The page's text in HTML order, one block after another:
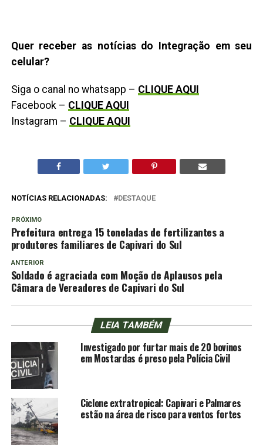
Quer receber as notícias do Integração em seu
celular?
Siga o canal no whatsapp – CLIQUE AQUI
Facebook – CLIQUE AQUI
Instagram – CLIQUE AQUI
NOTÍCIAS RELACIONADAS: DESTAQUE
PRÓXIMO
Prefeitura entrega 15 toneladas de fertilizantes a
produtores familiares de Capivari do Sul
ANTERIOR
Soldado é agraciada com Moção de Aplausos pela
Câmara de Vereadores de Capivari do Sul
LEIA TAMBÉM
Investigado por furtar mais de 20 bovinos
em Mostardas é preso pela Polícia Civil
Ciclone extratropical: Capivari e Palmares
estão na área de risco para ventos fortes